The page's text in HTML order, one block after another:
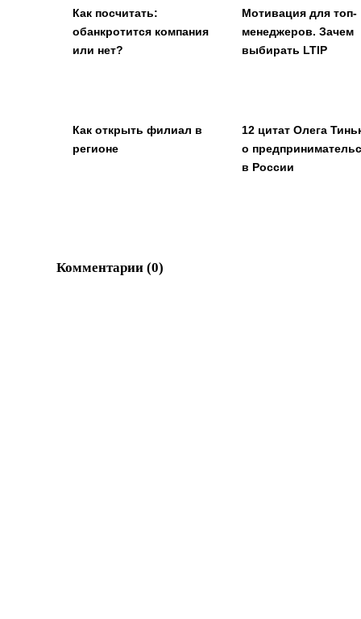
Как посчитать:
обанкротится компания
или нет?
Мотивация для топ-
менеджеров. Зачем
выбирать LTIP
Как открыть филиал в
регионе
12 цитат Олега
о
в России
Комментарии (0)